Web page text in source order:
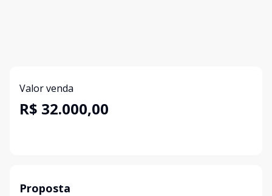
Valor venda
R$ 32.000,00
Proposta